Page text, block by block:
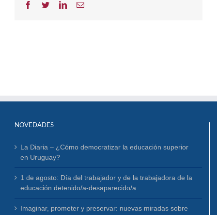
Facebook
TwitterLinkedInCorreo
NOVEDADES
La Diaria – ¿Cómo democratizar la educación superior
en Uruguay?
1 de agosto: Día del trabajador y de la trabajadora de la
educación detenido/a-desaparecido/a
Imaginar, prometer y preservar: nuevas miradas sobre